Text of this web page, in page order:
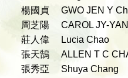
楊國貞
GWO JEN Y
周芝陽
CAROL JY-
莊人偉
Lucia Chao
張天鵠
ALLEN T C
張秀亞
Shuya Chang